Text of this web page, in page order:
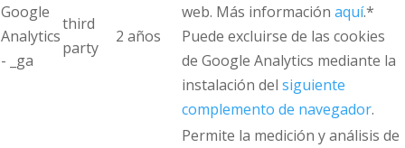
Google
Analytics
- _ga
third
party
2 años
web. Más información aquí.*
Puede excluirse de las cookies
de Google Analytics mediante la
instalación del siguiente
complemento de navegador.
Permite la medición y análisis de